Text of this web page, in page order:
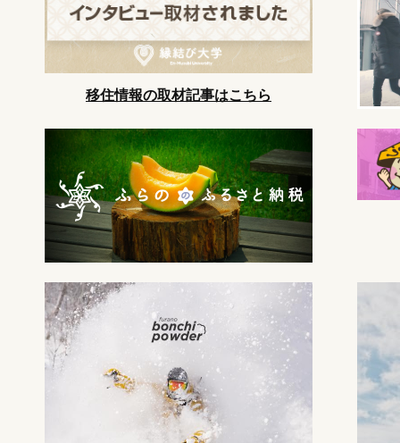
移住情報の取材記事はこちら